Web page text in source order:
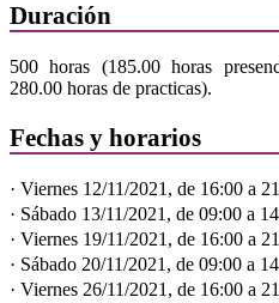
Duración
500 horas (185.00 horas
280.00 horas de practicas).
Fechas y horarios
· Viernes 12/11/2021, de 16:00 a
· Sábado 13/11/2021, de 09:00 a
· Viernes 19/11/2021, de 16:00 a
· Sábado 20/11/2021, de 09:00 a
· Viernes 26/11/2021, de 16:00 a